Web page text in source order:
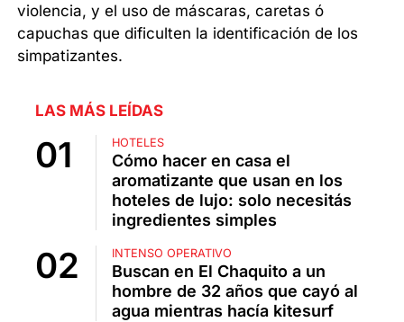
violencia, y el uso de máscaras, caretas ó
capuchas que dificulten la identificación de los
simpatizantes.
LAS MÁS LEÍDAS
HOTELES
Cómo hacer en casa el
aromatizante que usan en los
hoteles de lujo: solo necesitás
ingredientes simples
INTENSO OPERATIVO
Buscan en El Chaquito a un
hombre de 32 años que cayó al
agua mientras hacía kitesurf